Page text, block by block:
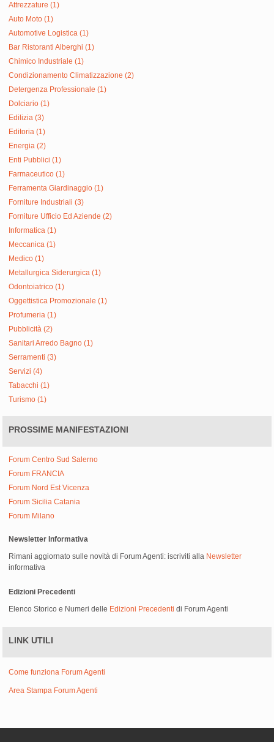
Attrezzature (1)
Auto Moto (1)
Automotive Logistica (1)
Bar Ristoranti Alberghi (1)
Chimico Industriale (1)
Condizionamento Climatizzazione (2)
Detergenza Professionale (1)
Dolciario (1)
Edilizia (3)
Editoria (1)
Energia (2)
Enti Pubblici (1)
Farmaceutico (1)
Ferramenta Giardinaggio (1)
Forniture Industriali (3)
Forniture Ufficio Ed Aziende (2)
Informatica (1)
Meccanica (1)
Medico (1)
Metallurgica Siderurgica (1)
Odontoiatrico (1)
Oggettistica Promozionale (1)
Profumeria (1)
Pubblicità (2)
Sanitari Arredo Bagno (1)
Serramenti (3)
Servizi (4)
Tabacchi (1)
Turismo (1)
PROSSIME MANIFESTAZIONI
Forum Centro Sud Salerno
Forum FRANCIA
Forum Nord Est Vicenza
Forum Sicilia Catania
Forum Milano
Newsletter Informativa
Rimani aggiornato sulle novità di Forum Agenti: iscriviti alla Newsletter
informativa
Edizioni Precedenti
Elenco Storico e Numeri delle Edizioni Precedenti di Forum Agenti
LINK UTILI
Come funziona Forum Agenti
Area Stampa Forum Agenti